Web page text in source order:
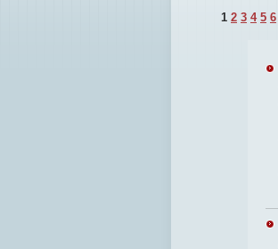
1 2 3 4 5 6